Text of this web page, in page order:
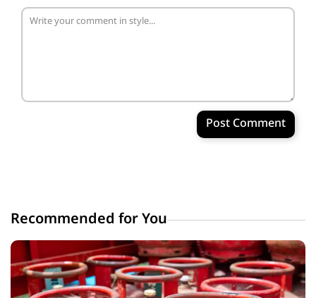
Post Comment
Recommended for You